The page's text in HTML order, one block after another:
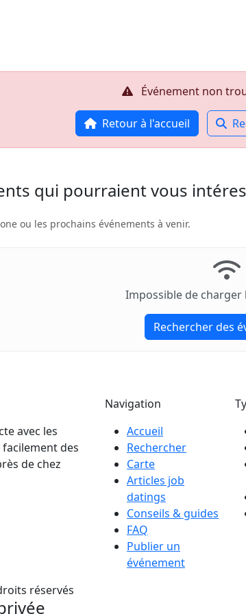
Événement non
Retour à l'accueil
qui pourraient vous
ou les prochains événements à venir.
Impossible de charger
Rechercher des
avec les
des
de chez
Navigation
Accueil
Rechercher
Carte
Articles job
datings
Conseils & guides
FAQ
Publier un
événement
réservés